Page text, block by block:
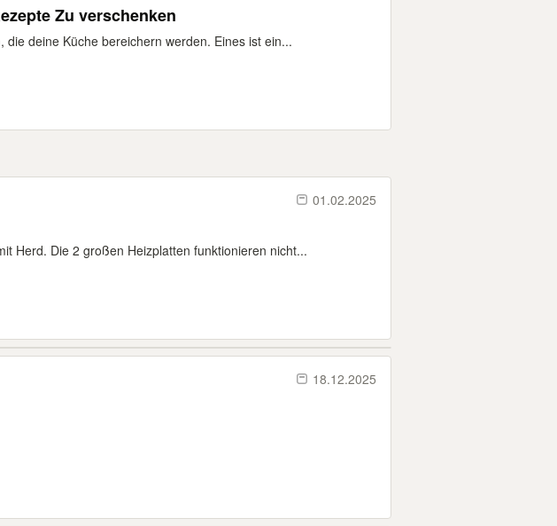
Zu verschenken
deine Küche bereichern werden. Eines ist ein...
01.02.2025
Herd. Die 2 großen Heizplatten funktionieren nicht...
18.12.2025